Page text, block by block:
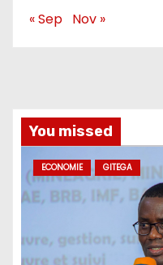
« Sep Nov »
You missed
ECONOMIE GITEGA